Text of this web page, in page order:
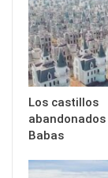
Los castillos
abandonados
Babas